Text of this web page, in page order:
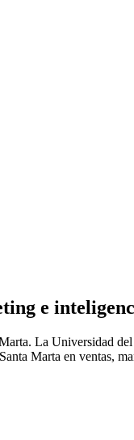
e
La Universidad
Marta en ventas,